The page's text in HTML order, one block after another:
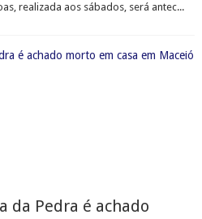
realizada aos sábados, será antec...
da Pedra é achado